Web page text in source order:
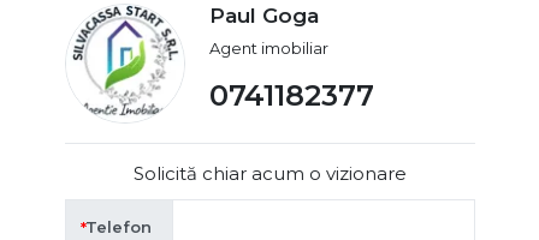
Paul Goga
Agent imobiliar
0741182377
Solicită chiar acum o vizionare
Telefon